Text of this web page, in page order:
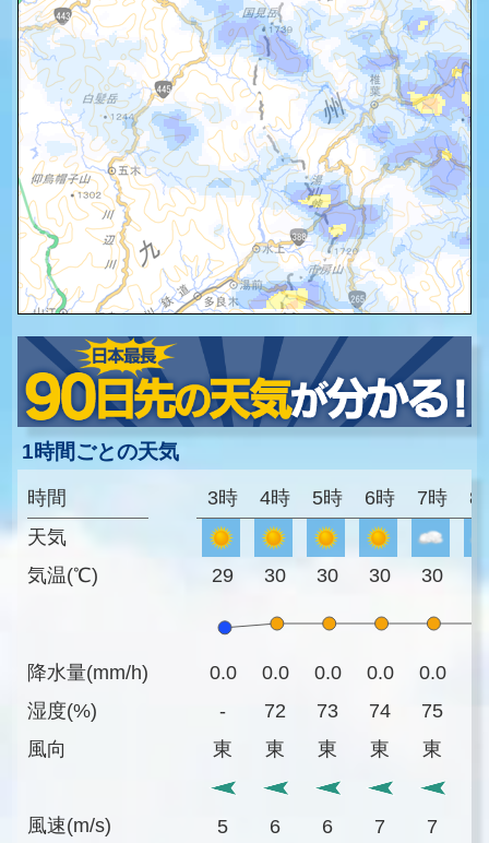
1時間ごとの天気
時間
天気
気温(℃)
降水量(mm/h)
湿度(%)
風向
風速(m/s)
3時 4時 5時 6時 7時 8
29 30 30 30 30
0.0 0.0 0.0 0.0 0.0
-
72 73 74 75
東
東 東 東 東
5 6 6 7 7